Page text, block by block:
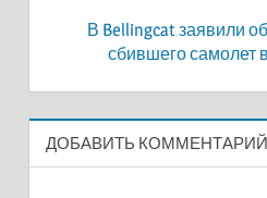
В Bellingcat заявили
сбившего самолет
ДОБАВИТЬ КОММЕНТАРИЙ